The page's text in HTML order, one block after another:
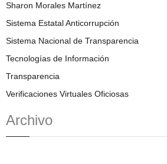
Sharon Morales Martínez
Sistema Estatal Anticorrupción
Sistema Nacional de Transparencia
Tecnologías de Información
Transparencia
Verificaciones Virtuales Oficiosas
Archivo